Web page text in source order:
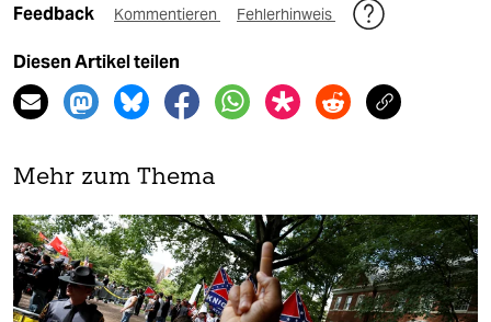
Feedback Kommentieren Fehlerhinweis
Diesen Artikel teilen
Mehr zum Thema